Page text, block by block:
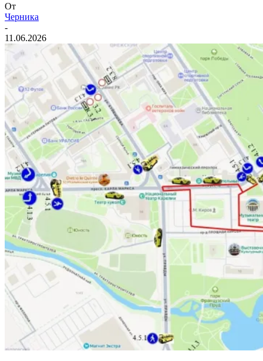
От
Черника
-
11.06.2026